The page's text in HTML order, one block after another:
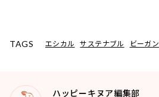
TAGS エシカル サステナブル ビーガン
ハッピーキヌア編集部